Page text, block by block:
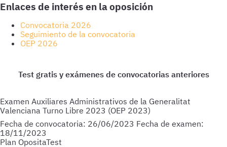
Enlaces de interés en la oposición
Convocatoria 2026
Seguimiento de la convocatoria
OEP 2026
Examen Auxiliares Administrativos de la Generalitat
Valenciana Turno Libre 2023 (OEP 2023)
Fecha de convocatoria: 26/06/2023 Fecha de examen:
18/11/2023
Plan OpositaTest